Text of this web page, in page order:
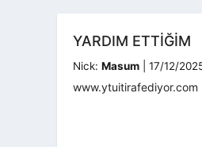
YARDIM ETTIĞIM
Nick: Masum 17/12/
www.ytuitirafediyor.com